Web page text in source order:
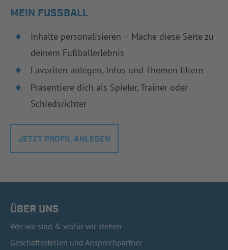
MEIN FUSSBALL
Inhalte personalisieren – Mache diese Seite zu
deinem Fußballerlebnis
Favoriten anlegen, Infos und Themen filtern
Präsentiere dich als Spieler, Trainer oder
Schiedsrichter
JETZT PROFIL ANLEGEN
ÜBER UNS
Wer wir sind & wofür wir stehen
Geschäftsstellen und Ansprechpartner